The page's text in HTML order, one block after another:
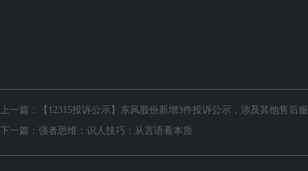
上一篇：
【12315投诉公示】东风股份新增3件投诉公示，涉及其他售后
下一篇： 强者思维：识人技巧：从言语看本质